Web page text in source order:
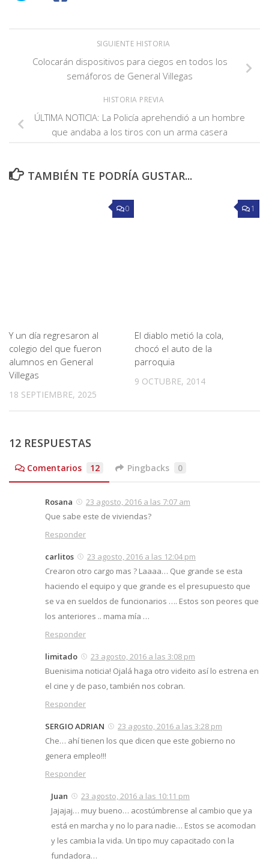
SIGUIENTE HISTORIA
Colocarán dispositivos para ciegos en todos los
semáforos de General Villegas
HISTORIA PREVIA
ÚLTIMA NOTICIA: La Policía aprehendió a un hombre
que andaba a los tiros con un arma casera
TAMBIÉN TE PODRÍA GUSTAR...
0
Y un día regresaron al
colegio del que fueron
alumnos en General
Villegas
18 SEPTIEMBRE, 2025
1
El diablo metió la cola,
chocó el auto de la
parroquia
9 OCTUBRE, 2014
12 RESPUESTAS
Comentarios 12 Pingbacks 0
Rosana
23 agosto, 2016 a las 7:07 am
Que sabe este de viviendas?
Responder
carlitos
23 agosto, 2016 a las 12:04 pm
Crearon otro cargo mas ? Laaaa… Que grande se esta
haciendo el equipo y que grande es el presupuesto que
se va en sueldos de funcionarios …. Estos son peores que
los anteriores .. mama mía …
Responder
limitado
23 agosto, 2016 a las 3:08 pm
Buenisima noticia! Ojalá haga otro videito así lo estrena en
el cine y de paso, también nos cobran.
Responder
SERGIO ADRIAN
23 agosto, 2016 a las 3:28 pm
Che… ahí tienen los que dicen que este gobierno no
genera empleo!!!
Responder
Juan
23 agosto, 2016 a las 10:11 pm
Jajajaj… muy bueno… acostúmbrense al cambio que ya
está en marcha y no lo para nadie… Estos se acomodan
y les cambia la vida. Un tipo muy capacitado con la
fundadora…